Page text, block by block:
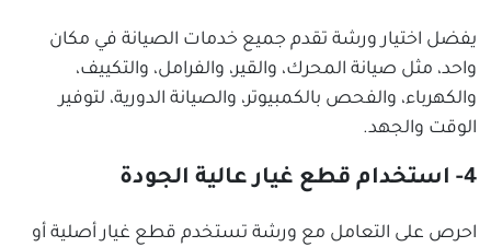
يفضل اختيار ورشة تقدم جميع خدمات الصيانة في مكان
واحد، مثل صيانة المحرك، والقير، والفرامل، والتكييف،
والكهرباء، والفحص بالكمبيوتر، والصيانة الدورية، لتوفير
الوقت والجهد.
4- استخدام قطع غيار عالية الجودة
احرص على التعامل مع ورشة تستخدم قطع غيار أصلية أو